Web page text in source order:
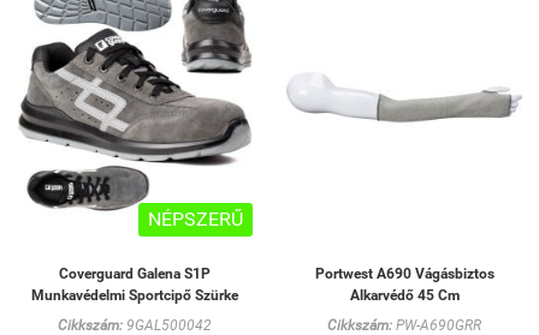
NÉPSZERŰ
Coverguard Galena S1P
Munkavédelmi Sportcipő Szürke
Cikkszám: 9GAL500042
Portwest A690 Vágásbiztos
Alkarvédő 45 Cm
Cikkszám: PW-A690GRR